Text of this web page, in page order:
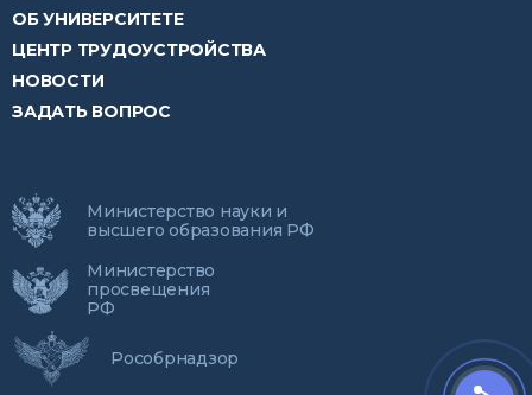
ОБ УНИВЕРСИТЕТЕ
ЦЕНТР ТРУДОУСТРОЙСТВА
НОВОСТИ
ЗАДАТЬ ВОПРОС
Министерство науки и
высшего образования РФ
Министерство
просвещения
РФ
Рособрнадзор